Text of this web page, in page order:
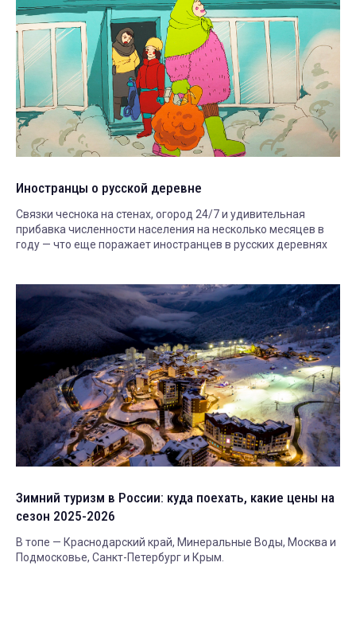
Иностранцы о русской деревне
Связки чеснока на стенах, огород 24/7 и удивительная
прибавка численности населения на несколько месяцев в
году — что еще поражает иностранцев в русских деревнях
Зимний туризм в России: куда поехать, какие цены на
сезон 2025-2026
В топе — Краснодарский край, Минеральные Воды, Москва и
Подмосковье, Санкт-Петербург и Крым.